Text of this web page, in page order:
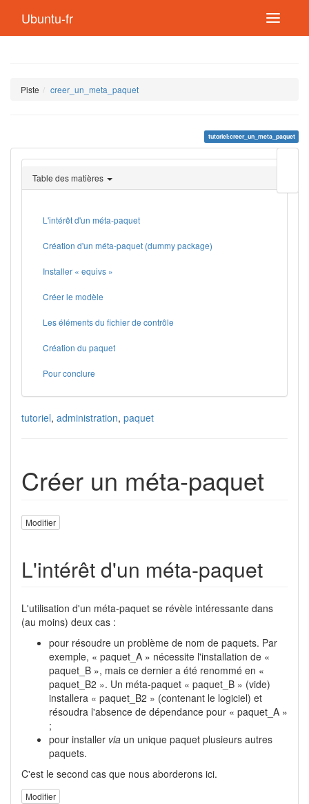
Ubuntu-fr
Piste creer_un_meta_paquet
tutoriel:creer_un_meta_paquet
page
Table des matières
L'intérêt d'un méta-paquet
Création d'un méta-paquet (dummy package)
Installer « equivs »
Créer le modèle
Les éléments du fichier de contrôle
Création du paquet
Pour conclure
tutoriel, administration, paquet
Créer un méta-paquet
Modifier
L'intérêt d'un méta-paquet
L'utilisation d'un méta-paquet se révèle intéressante dans
(au moins) deux cas :
pour résoudre un problème de nom de paquets. Par
exemple, « paquet_A » nécessite l'installation de «
paquet_B », mais ce dernier a été renommé en «
paquet_B2 ». Un méta-paquet « paquet_B » (vide)
installera « paquet_B2 » (contenant le logiciel) et
résoudra l'absence de dépendance pour « paquet_A »
;
pour installer via un unique paquet plusieurs autres
paquets.
C'est le second cas que nous aborderons ici.
Modifier